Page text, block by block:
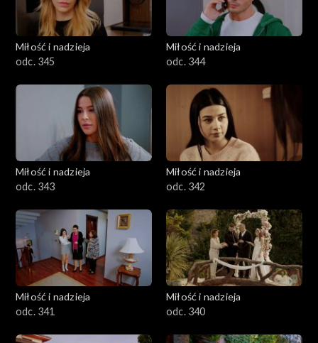
Miłość i nadzieja
odc. 345
Miłość i nadzieja
odc. 344
Miłość i nadzieja
odc. 343
Miłość i nadzieja
odc. 342
Miłość i nadzieja
odc. 341
Miłość i nadzieja
odc. 340